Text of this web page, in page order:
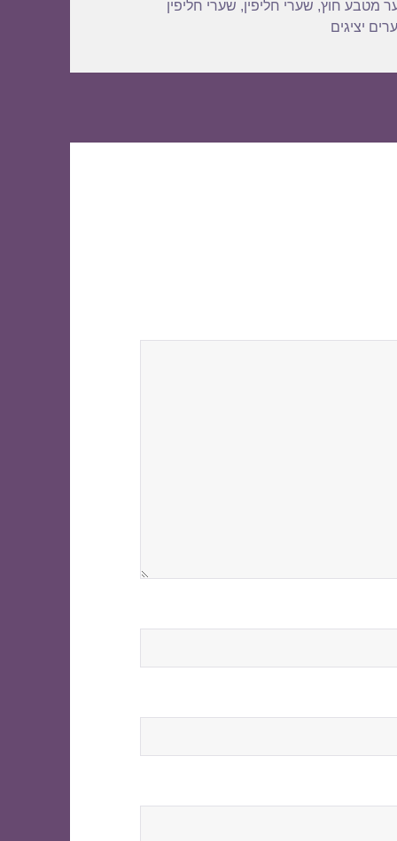
מטבע חוץ, שערי חליפין, שערי חליפין
יציגים